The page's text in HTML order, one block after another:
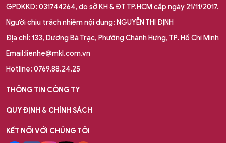
GPDKKD: 031744264, do sở KH & ĐT TP.HCM cấp ngày 21/11/2017.
Người chịu trách nhiệm nội dung: NGUYỄN THỊ ĐỊNH
Địa chỉ: 133, Dương Bá Trạc, Phường Chánh Hưng, TP. Hồ Chí Minh
Email:lienhe@mkl.com.vn
Hotline: 0769.88.24.25
THÔNG TIN CÔNG TY
QUY ĐỊNH & CHÍNH SÁCH
KẾT NỐI VỚI CHÚNG TÔI